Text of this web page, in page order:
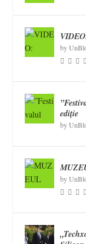
by
ediție
by
by